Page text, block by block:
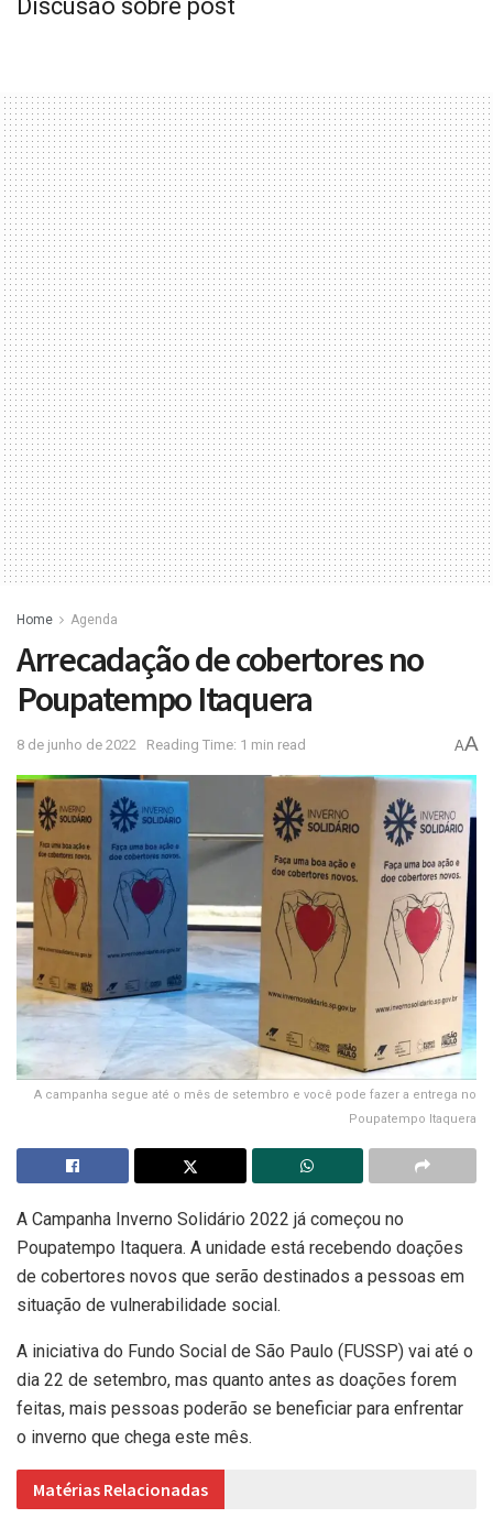
Discusão sobre post
Home Agenda
Arrecadação de cobertores no
Poupatempo Itaquera
8 de junho de 2022 Reading Time: 1 min read AA
A campanha segue até o mês de setembro e você pode fazer a entrega no
Poupatempo Itaquera
A Campanha Inverno Solidário 2022 já começou no
Poupatempo Itaquera. A unidade está recebendo doações
de cobertores novos que serão destinados a pessoas em
situação de vulnerabilidade social.
A iniciativa do Fundo Social de São Paulo (FUSSP) vai até o
dia 22 de setembro, mas quanto antes as doações forem
feitas, mais pessoas poderão se beneficiar para enfrentar
o inverno que chega este mês.
Matérias Relacionadas